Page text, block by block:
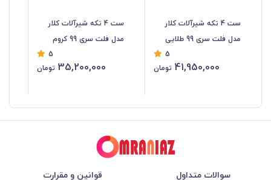
ست 4 تکه شیرآلات کلار
مدل فلت سری 99 طلایی
5
41,950,000 تومان
ست 4 تکه شیرآلات کلار
مدل فلت سری 99 کروم
5
35,200,000 تومان
سوالات متداول
قوانین و مقرارت